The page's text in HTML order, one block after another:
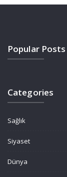
Popular Posts
Categories
Sağlık
Siyaset
Dünya